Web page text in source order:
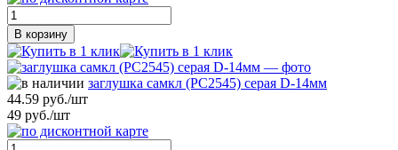
В корзину
заглушка самкл (РС2545) серая D-14мм
44.59 руб./шт
49 руб./шт